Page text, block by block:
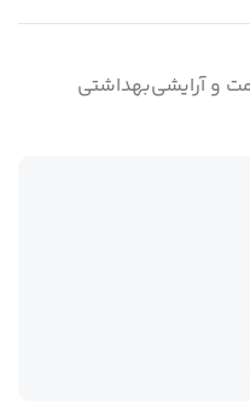
و آرایشی‌بهداشتی